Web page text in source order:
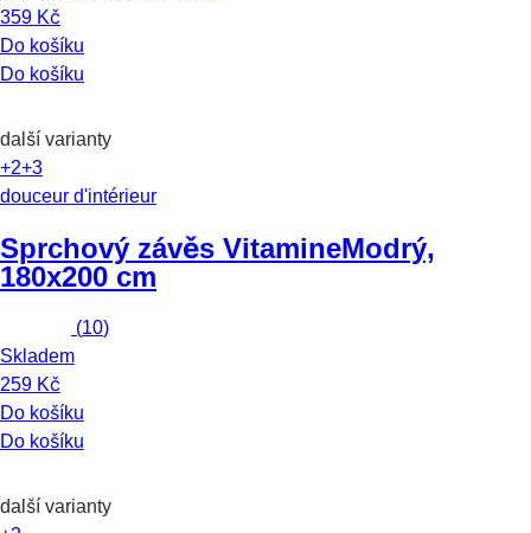
359 Kč
Do košíku
Do košíku
další varianty
+2+3
douceur d'intérieur
Sprchový závěs VitamineModrý,
180x200 cm
(10)
Skladem
259 Kč
Do košíku
Do košíku
další varianty